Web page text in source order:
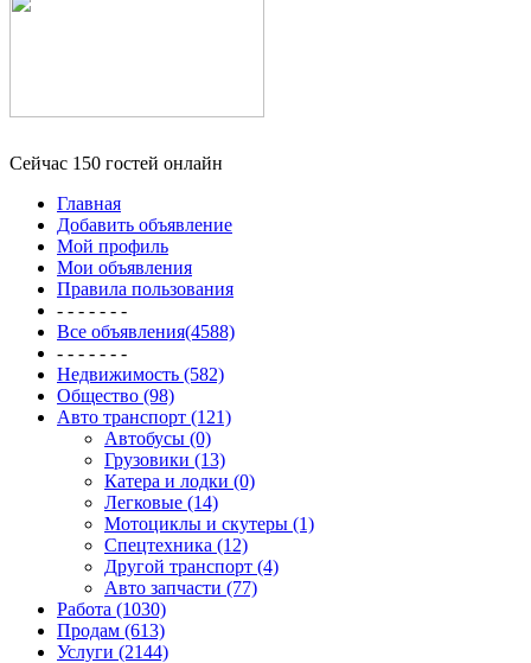
Сейчас 150 гостей онлайн
Главная
Добавить объявление
Мой профиль
Мои объявления
Правила пользования
- - - - - - -
Все объявления(4588)
- - - - - - -
Недвижимость (582)
Общество (98)
Авто транспорт (121)
Автобусы (0)
Грузовики (13)
Катера и лодки (0)
Легковые (14)
Мотоциклы и скутеры (1)
Спецтехника (12)
Другой транспорт (4)
Авто запчасти (77)
Работа (1030)
Продам (613)
Услуги (2144)